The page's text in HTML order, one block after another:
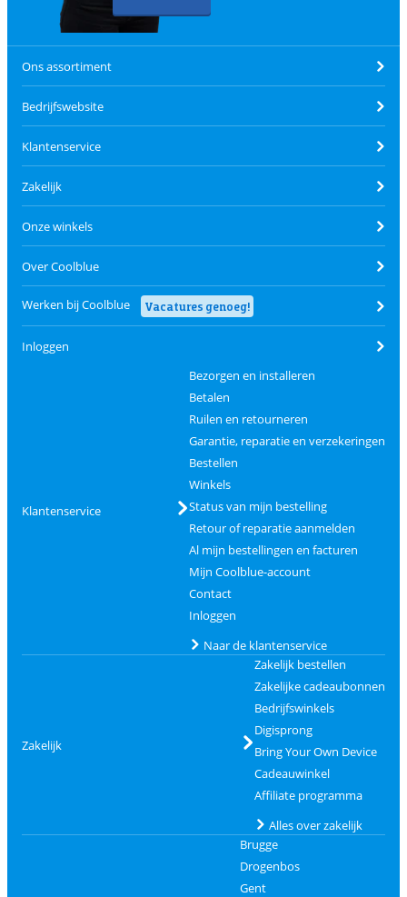
Ons assortiment
Bedrijfswebsite
Klantenservice
Zakelijk
Onze winkels
Over Coolblue
Werken bij Coolblue Vacatures genoeg!
Inloggen
Klantenservice
Bezorgen en installeren
Betalen
Ruilen en retourneren
Garantie, reparatie en verzekeringen
Bestellen
Winkels
Status van mijn bestelling
Retour of reparatie aanmelden
Al mijn bestellingen en facturen
Mijn Coolblue-account
Contact
Inloggen
Naar de klantenservice
Zakelijk
Zakelijk bestellen
Zakelijke cadeaubonnen
Bedrijfswinkels
Digisprong
Bring Your Own Device
Cadeauwinkel
Affiliate programma
Alles over zakelijk
Brugge
Drogenbos
Gent